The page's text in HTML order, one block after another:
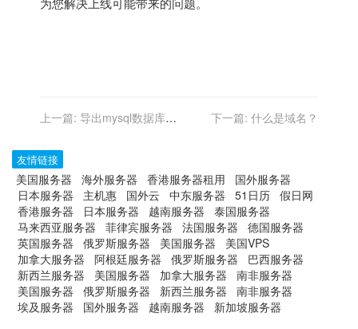
上一篇: 导出mysql数据库的
下一篇: 什么是域名？
友情链接
美国服务器 海外服务器 香港服务器租用
国外服务器
日本服务器
主机惠 国外云 中东服务器 51日历 假日网
香港服务器
日本服务器 越南服务器
泰国服务器
马来西亚服务器
菲律宾服务器 法国服务器
德国服务器
英国服务器
俄罗斯服务器 美国服务器
美国VPS
加拿大服务器
阿根廷服务器 俄罗斯服务器
巴西服务器
新西兰服务器
美国服务器 加拿大服务器
南非服务器
美国服务器
俄罗斯服务器 新西兰服务器
南非服务器
埃及服务器
国外服务器 越南服务器 新加坡服务器